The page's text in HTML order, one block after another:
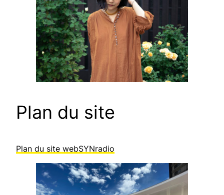
Plan du site
Plan du site webSYNradio